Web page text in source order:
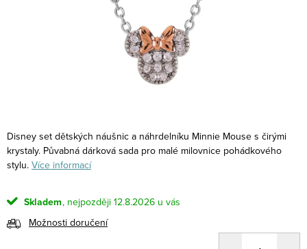
Disney set dětských náušnic a náhrdelníku Minnie Mouse s čirými
krystaly. Půvabná dárková sada pro malé milovnice pohádkového
stylu. Více informací
Skladem
12.8.2026
Možnosti doručení